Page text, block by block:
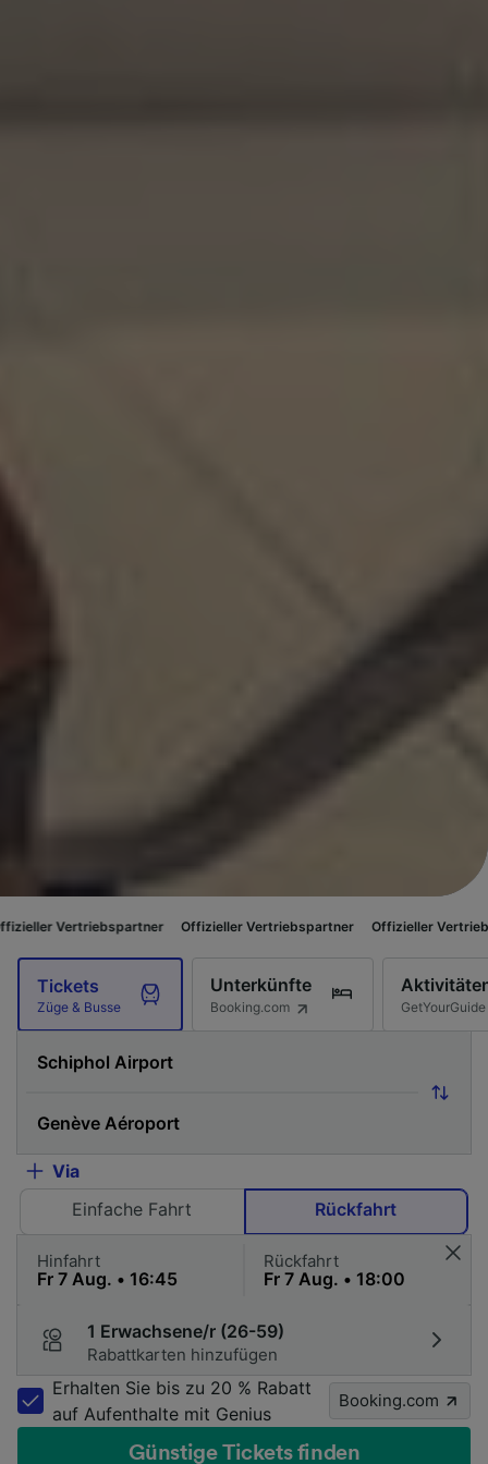
Offizieller Vertriebspartner Offizieller Vertriebspartner
Tickets
Züge & Busse
Unterkünfte
Booking.com GetYourGuide
Via
Einfache Fahrt
Rückfahrt
Hinfahrt Rückfahrt
1 Erwachsene/r (26-59)
Rabattkarten hinzufügen
Erhalten Sie bis zu 20 % Rabatt
auf Aufenthalte mit Genius
Booking.com
Günstige Tickets finden